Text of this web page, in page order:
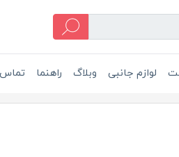
لوازم جانبی وبلاگ راهنما تماس